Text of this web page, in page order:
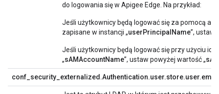
do logowania się w Apigee Edge. Na przykład:
Jeśli użytkownicy będą logować się za pomocą
zapisane w instancji „userPrincipalName”, ustaw
Jeśli użytkownicy będą logować się przy użyciu
„sAMAccountName”, ustaw powyżej wartość „